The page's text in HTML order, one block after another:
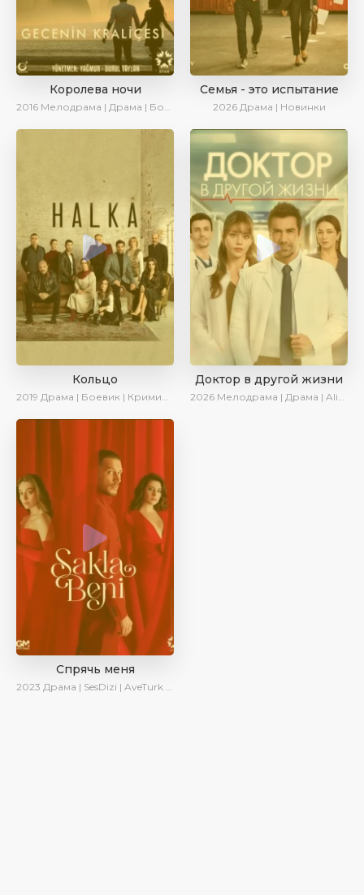
Королева ночи
2016 Мелодрама | Драма | Боевик | Turok1990
Семья - это испытание
2026 Драма | Новинки
Кольцо
2019 Драма | Боевик | Криминал
Доктор в другой жизни
2026 Мелодрама | Драма | AlisaDirilis | Новинки
Спрячь меня
2023 Драма | SesDizi | AveTurk | AlisaDirilis | Сериалы 2023